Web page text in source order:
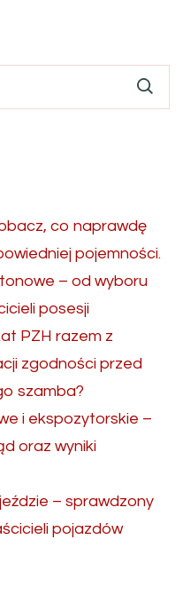
co naprawdę
pojemności.
– od wyboru
posesji
PZH razem z
zgodności przed
szamba?
i ekspozytorskie –
oraz wyniki
– sprawdzony
pojazdów